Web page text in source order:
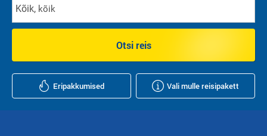
Kõik, kõik
Otsi reis
Eripakkumised Vali mulle reisipakett